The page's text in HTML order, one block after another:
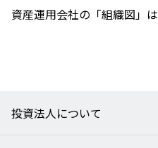
資産運用会社の「組織図」は
投資法人について